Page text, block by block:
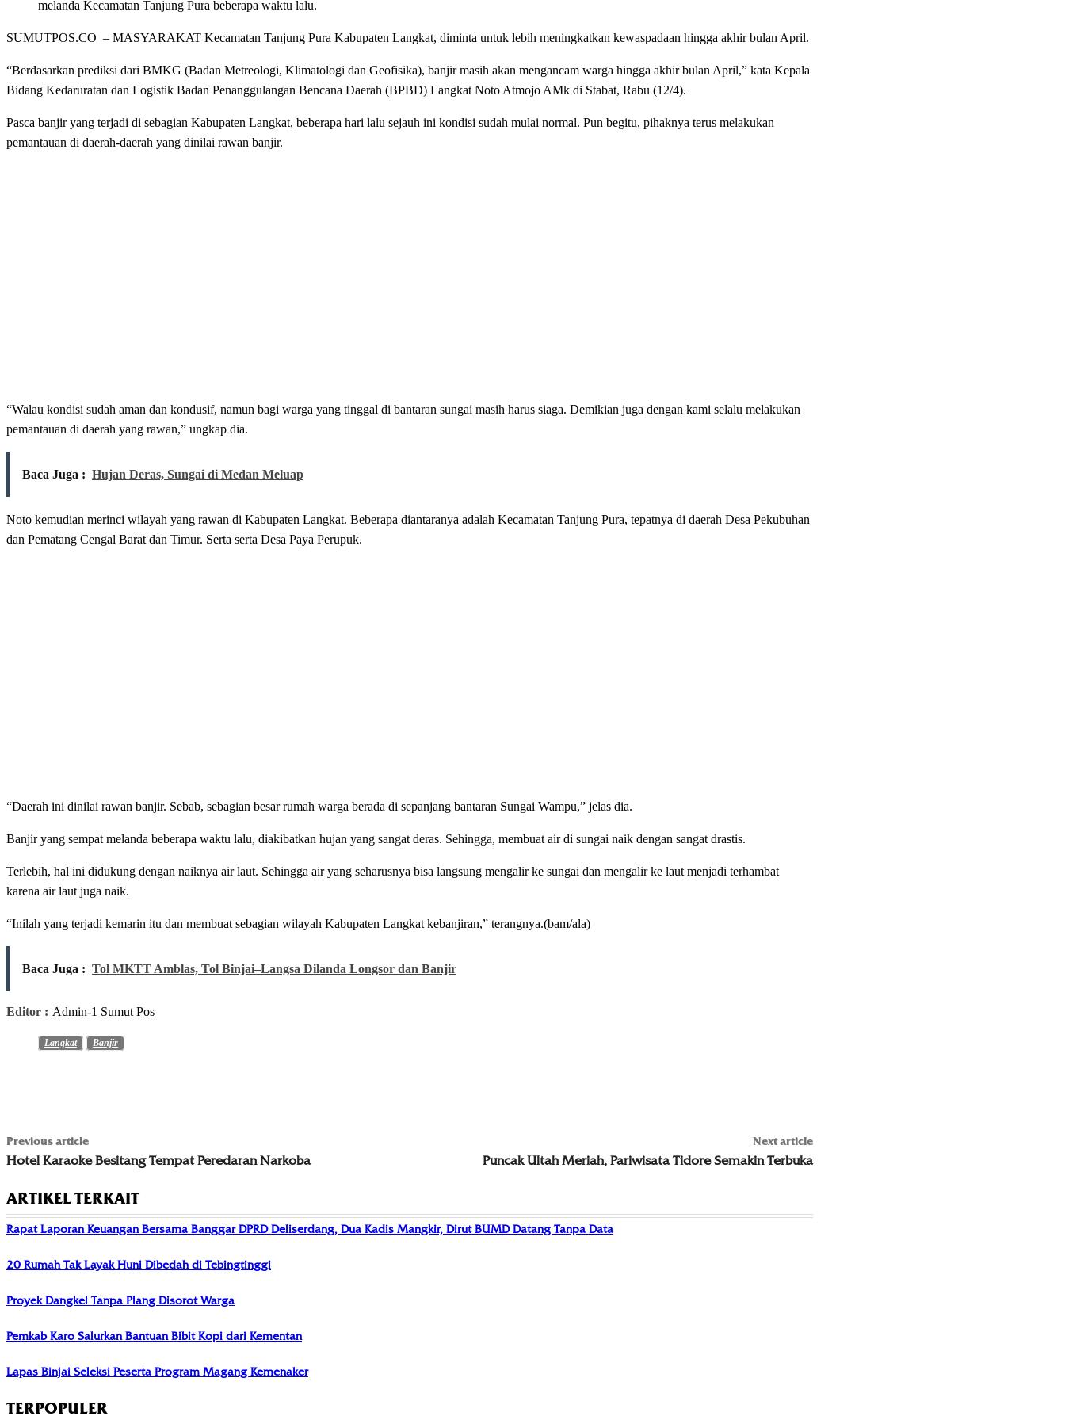
melanda Kecamatan Tanjung Pura beberapa waktu lalu.
SUMUTPOS.CO – MASYARAKAT Kecamatan Tanjung Pura Kabupaten Langkat, diminta untuk lebih meningkatkan kewaspadaan hingga akhir bulan April.
“Berdasarkan prediksi dari BMKG (Badan Metreologi, Klimatologi dan Geofisika), banjir masih akan mengancam warga hingga akhir bulan April,” kata Kepala
Bidang Kedaruratan dan Logistik Badan Penanggulangan Bencana Daerah (BPBD) Langkat Noto Atmojo AMk di Stabat, Rabu (12/4).
Pasca banjir yang terjadi di sebagian Kabupaten Langkat, beberapa hari lalu sejauh ini kondisi sudah mulai normal. Pun begitu, pihaknya terus melakukan
pemantauan di daerah-daerah yang dinilai rawan banjir.
“Walau kondisi sudah aman dan kondusif, namun bagi warga yang tinggal di bantaran sungai masih harus siaga. Demikian juga dengan kami selalu melakukan
pemantauan di daerah yang rawan,” ungkap dia.
Baca Juga : Hujan Deras, Sungai di Medan Meluap
Noto kemudian merinci wilayah yang rawan di Kabupaten Langkat. Beberapa diantaranya adalah Kecamatan Tanjung Pura, tepatnya di daerah Desa Pekubuhan
dan Pematang Cengal Barat dan Timur. Serta serta Desa Paya Perupuk.
“Daerah ini dinilai rawan banjir. Sebab, sebagian besar rumah warga berada di sepanjang bantaran Sungai Wampu,” jelas dia.
Banjir yang sempat melanda beberapa waktu lalu, diakibatkan hujan yang sangat deras. Sehingga, membuat air di sungai naik dengan sangat drastis.
Terlebih, hal ini didukung dengan naiknya air laut. Sehingga air yang seharusnya bisa langsung mengalir ke sungai dan mengalir ke laut menjadi terhambat
karena air laut juga naik.
“Inilah yang terjadi kemarin itu dan membuat sebagian wilayah Kabupaten Langkat kebanjiran,” terangnya.(bam/ala)
Baca Juga : Tol MKTT Amblas, Tol Binjai–Langsa Dilanda Longsor dan Banjir
Editor : Admin-1 Sumut Pos
Langkat Banjir
Previous article
Hotel Karaoke Besitang Tempat Peredaran Narkoba
Next article
Puncak Ultah Meriah, Pariwisata Tidore Semakin Terbuka
ARTIKEL TERKAIT
Rapat Laporan Keuangan Bersama Banggar DPRD Deliserdang, Dua Kadis Mangkir, Dirut BUMD Datang Tanpa Data
20 Rumah Tak Layak Huni Dibedah di Tebingtinggi
Proyek Dangkel Tanpa Plang Disorot Warga
Pemkab Karo Salurkan Bantuan Bibit Kopi dari Kementan
Lapas Binjai Seleksi Peserta Program Magang Kemenaker
TERPOPULER